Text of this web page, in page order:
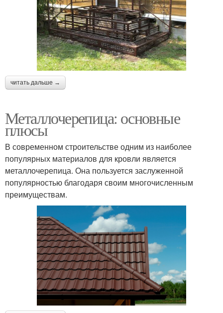
читать дальше →
Металлочерепица: основные
плюсы
В современном строительстве одним из наиболее
популярных материалов для кровли является
металлочерепица. Она пользуется заслуженной
популярностью благодаря своим многочисленным
преимуществам.